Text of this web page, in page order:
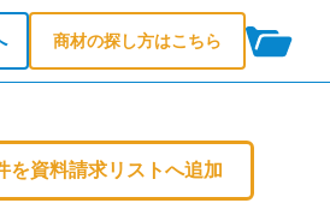
商材の探し方はこちら
を資料請求リストへ追加